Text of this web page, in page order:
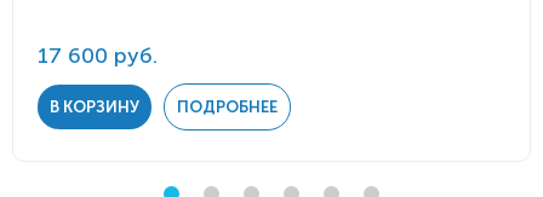
17 600 руб.
В КОРЗИНУ ПОДРОБНЕЕ